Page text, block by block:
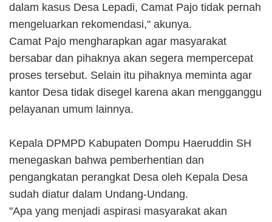
dalam kasus Desa Lepadi, Camat Pajo tidak pernah
mengeluarkan rekomendasi," akunya.
Camat Pajo mengharapkan agar masyarakat
bersabar dan pihaknya akan segera mempercepat
proses tersebut. Selain itu pihaknya meminta agar
kantor Desa tidak disegel karena akan mengganggu
pelayanan umum lainnya.
Kepala DPMPD Kabupaten Dompu Haeruddin SH
menegaskan bahwa pemberhentian dan
pengangkatan perangkat Desa oleh Kepala Desa
sudah diatur dalam Undang-Undang.
"Apa yang menjadi aspirasi masyarakat akan